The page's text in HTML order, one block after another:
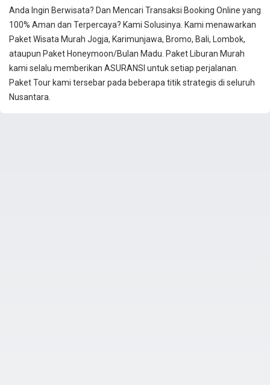
Anda Ingin Berwisata? Dan Mencari Transaksi Booking Online yang
100% Aman dan Terpercaya? Kami Solusinya. Kami menawarkan
Paket Wisata Murah Jogja, Karimunjawa, Bromo, Bali, Lombok,
ataupun Paket Honeymoon/Bulan Madu. Paket Liburan Murah
kami selalu memberikan ASURANSI untuk setiap perjalanan.
Paket Tour kami tersebar pada beberapa titik strategis di seluruh
Nusantara.